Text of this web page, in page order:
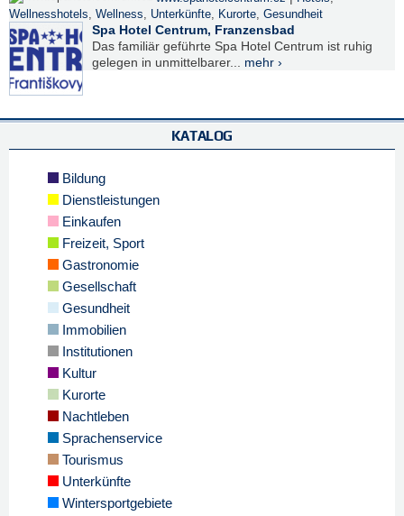
Wellnesshotels, Wellness, Unterkünfte, Kurorte, Gesundheit
Spa Hotel Centrum, Franzensbad
Das familiär geführte Spa Hotel Centrum ist ruhig
gelegen in unmittelbarer... mehr ›
KATALOG
Bildung
Dienstleistungen
Einkaufen
Freizeit, Sport
Gastronomie
Gesellschaft
Gesundheit
Immobilien
Institutionen
Kultur
Kurorte
Nachtleben
Sprachenservice
Tourismus
Unterkünfte
Wintersportgebiete